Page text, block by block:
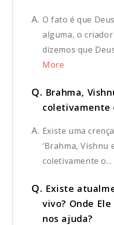
A. O fato é que
alguma, o
dizemos que
More
Q. Brahma,
coletivamente
A. Existe uma
‘Brahma, Vishnu
coletivamente o...
Q. Existe
vivo? Onde
nos ajuda?